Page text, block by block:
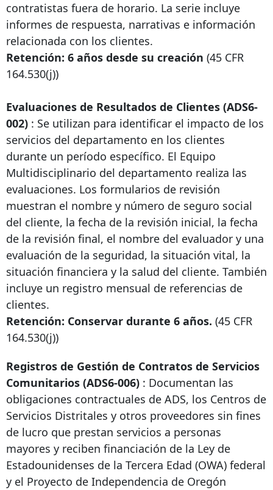
contratistas fuera de horario. La serie incluye
informes de respuesta, narrativas e información
relacionada con los clientes.
Retención: 6 años desde su creación (45 CFR
164.530(j))
Evaluaciones de Resultados de Clientes (ADS6-
002) : Se utilizan para identificar el impacto de los
servicios del departamento en los clientes
durante un período específico. El Equipo
Multidisciplinario del departamento realiza las
evaluaciones. Los formularios de revisión
muestran el nombre y número de seguro social
del cliente, la fecha de la revisión inicial, la fecha
de la revisión final, el nombre del evaluador y una
evaluación de la seguridad, la situación vital, la
situación financiera y la salud del cliente. También
incluye un registro mensual de referencias de
clientes.
Retención: Conservar durante 6 años. (45 CFR
164.530(j))
Registros de Gestión de Contratos de Servicios
Comunitarios (ADS6-006) : Documentan las
obligaciones contractuales de ADS, los Centros de
Servicios Distritales y otros proveedores sin fines
de lucro que prestan servicios a personas
mayores y reciben financiación de la Ley de
Estadounidenses de la Tercera Edad (OWA) federal
y el Proyecto de Independencia de Oregón